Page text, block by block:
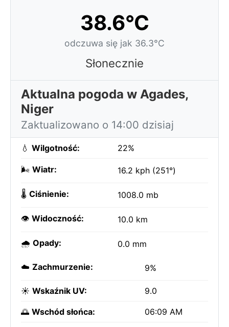
38.6°C
odczuwa się jak 36.3°C
Słonecznie
Aktualna pogoda w Agades,
Niger
Zaktualizowano o 14:00 dzisiaj
💧 Wilgotność: 22%
🌬️ Wiatr: 16.2 kph (251°)
🌡️ Ciśnienie: 1008.0 mb
👁️ Widoczność: 10.0 km
🌧️ Opady: 0.0 mm
☁️ Zachmurzenie: 9%
☀️ Wskaźnik UV: 9.0
🌅 Wschód słońca: 06:09 AM